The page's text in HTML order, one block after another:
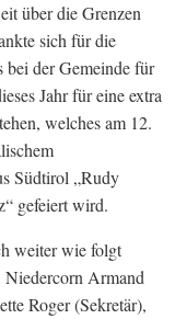
über die Grenzen
sich für die
bei der Gemeinde für
Jahr für eine extra
welches am 12.
Südtirol „Rudy
gefeiert wird.
weiter wie folgt
Niedercorn Armand
Roger (Sekretär),